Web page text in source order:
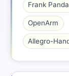
Frank Panda
OpenArm
Allegro-